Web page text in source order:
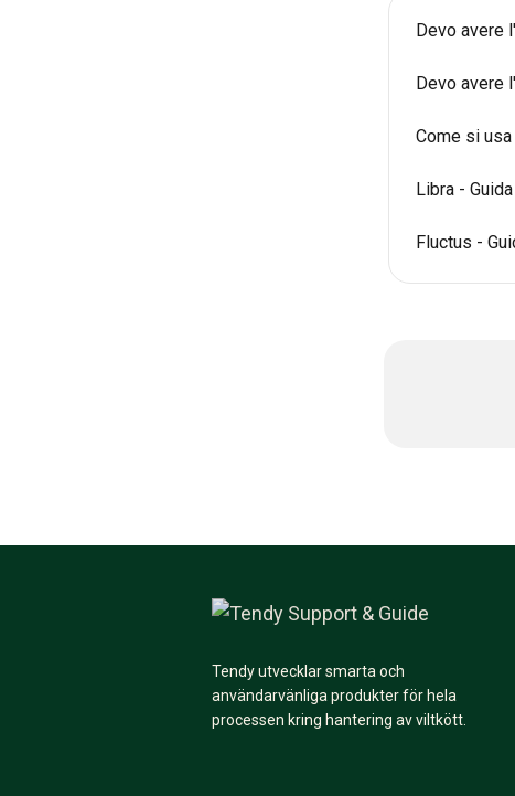
Devo avere
Devo avere
Come si
Libra -
Fluctus -
Tendy utvecklar smarta och
användarvänliga produkter för hela
processen kring hantering av viltkött.